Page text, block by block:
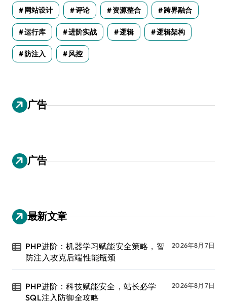
网站设计 评论 资源整合 跨界融合
运行库 进阶实战 逻辑 逻辑架构
防注入 风控
广告
广告
最新文章
PHP进阶：机器学习赋能安全策略，智
防注入攻克后端性能瓶颈
2026年8月7日
PHP进阶：科技赋能安全，站长必学
SQL注入防御全攻略
2026年8月7日